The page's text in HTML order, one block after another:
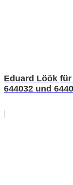
Eduard Löök
644032 und